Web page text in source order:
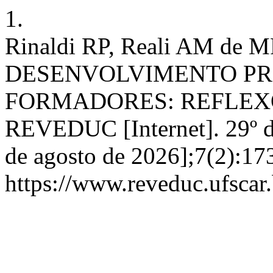
1.
Rinaldi RP, Reali AM de
DESENVOLVIMENTO
FORMADORES:
REVEDUC [Internet]. 29º
de agosto de
https://